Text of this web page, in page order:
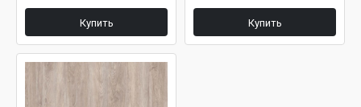
Купить Купить